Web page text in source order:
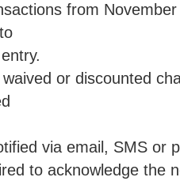
from
or discounted
via email, SMS or
to acknowledge the